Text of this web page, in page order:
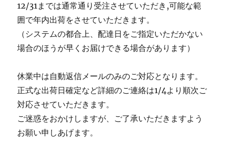
12/31までは通常通り受注させていただき,可能な範
囲で年内出荷をさせていただきます。
（システムの都合上、配達日をご指定いただかない
場合のほうが早くお届けできる場合があります）
休業中は自動返信メールのみのご対応となります。
正式な出荷日確定など詳細のご連絡は1/4より順次ご
対応させていただきます。
ご迷惑をおかけしますが、ご了承いただきますよう
お願い申しあげます。